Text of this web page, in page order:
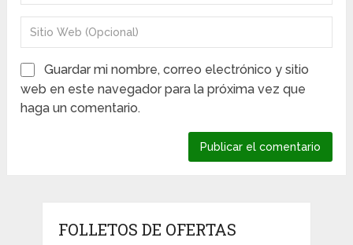
Guardar mi nombre, correo electrónico y sitio
web en este navegador para la próxima vez que
haga un comentario.
FOLLETOS DE OFERTAS